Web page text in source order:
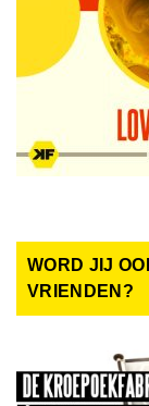
WORD JIJ
VRIENDEN?